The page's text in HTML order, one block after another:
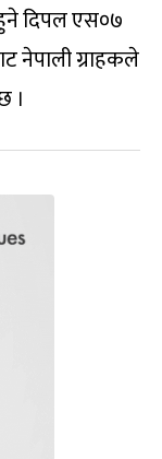
दिपल एस०७
नेपाली ग्राहकले
।